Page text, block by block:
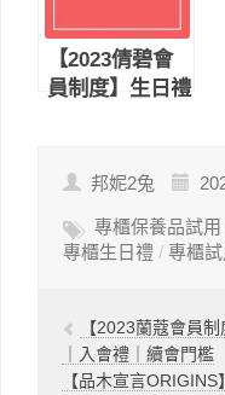
【2023倩碧會
員制度】生日禮
｜續會門檻
邦妮2兔
專櫃保養品試用
專櫃生日禮 / 專櫃
【2023蘭蔻會員
｜入會禮｜續會門檻
【品木宣言